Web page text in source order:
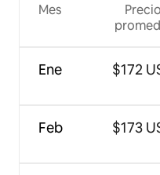
Mes
Ene
Feb
Precio
$172
$173